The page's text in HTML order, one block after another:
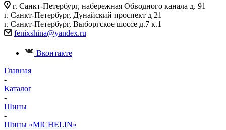
г. Санкт-Петербург, набережная Обводного канала д. 91
г. Санкт-Петербург, Дунайский проспект д 21
г. Санкт-Петербург, Выборгское шоссе д.7 к.1
fenixshina@yandex.ru
Вконтакте
Главная
-
Каталог
-
Шины
-
Шины «MICHELIN»